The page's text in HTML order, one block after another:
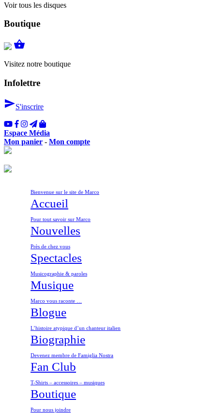
Voir tous les disques
Boutique
shopping_basket
Visitez notre boutique
Infolettre
sendS'inscrire
Espace Média
Mon panier - Mon compte
Bienvenue sur le site de Marco
Accueil
Pour tout savoir sur Marco
Nouvelles
Près de chez vous
Spectacles
Musicographie & paroles
Musique
Marco vous raconte …
Blogue
L’histoire atypique d’un chanteur italien
Biographie
Devenez membre de Famiglia Nostra
Fan Club
T-Shirts – accessoires – musiques
Boutique
Pour nous joindre